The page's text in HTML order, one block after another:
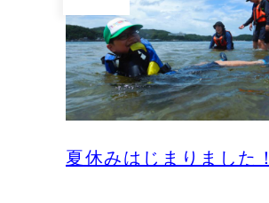
夏休みはじまりました！